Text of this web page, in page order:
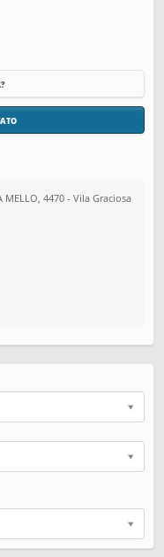
MELLO, 4470 - Vila Graciosa